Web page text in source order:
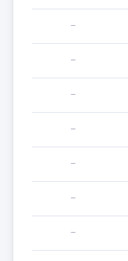
—
—
—
—
—
—
—